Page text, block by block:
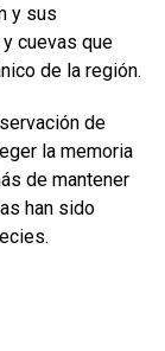
y sus
cuevas que
de la región.
de
la memoria
de mantener
han sido